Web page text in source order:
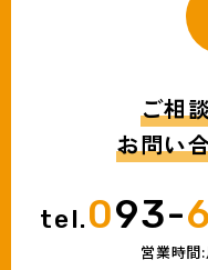
ご相
お問い
tel.093-6
営業時間